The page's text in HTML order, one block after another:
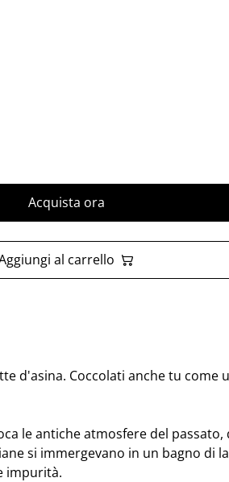
Acquista ora
al carrello
d'asina. Coccolati anche tu come
le antiche atmosfere del passato,
si immergevano in un bagno di
impurità.